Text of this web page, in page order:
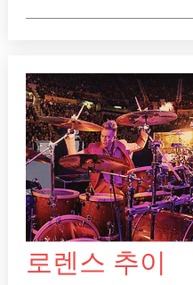
로렌스 추이